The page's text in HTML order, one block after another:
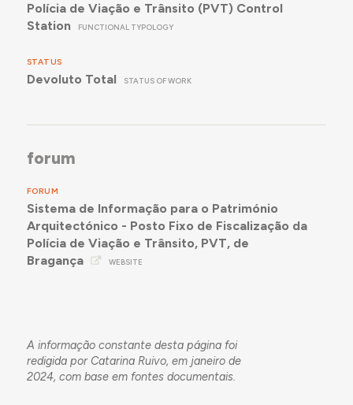
Polícia de Viação e Trânsito (PVT) Control
Station
FUNCTIONAL TYPOLOGY
STATUS
Devoluto Total STATUS OF WORK
forum
FORUM
Sistema de Informação para o Património
Arquitectónico - Posto Fixo de Fiscalização da
Polícia de Viação e Trânsito, PVT, de
Bragança
WEBSITE
A informação constante desta página foi
redigida por Catarina Ruivo, em janeiro de
2024, com base em fontes documentais.